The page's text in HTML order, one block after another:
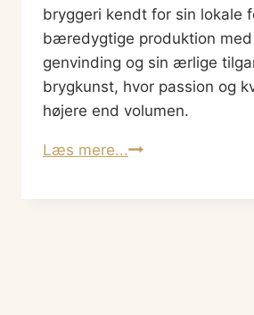
bryggeri kendt for sin lokale
bæredygtige produktion med
genvinding og sin ærlige
brygkunst, hvor passion og
højere end volumen.
Læs mere...Svendborgsund
Et